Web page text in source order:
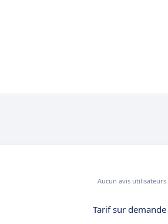
Aucun avis utilisateurs
Tarif sur demande